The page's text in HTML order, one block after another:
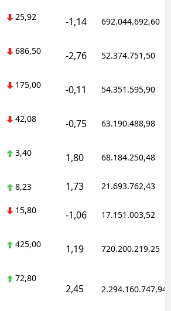
Uşak
Zonguldak
Kırıkkale
Batman
Bartın
25,92 -1,14 692.044.692,60
686,50 -2,76 52.374.751,50
175,00 -0,11 54.351.595,90
42,08 -0,75 63.190.488,98
3,40 1,80 68.184.250,48
8,23 1,73 21.693.762,43
15,80 -1,06 17.151.003,52
425,00 1,19 720.200.219,25
72,80
2,45 2.294.160.747,94